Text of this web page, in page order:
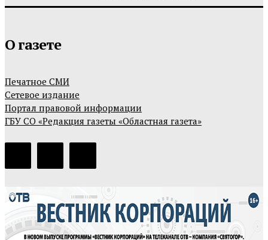
О газете
Печатное СМИ
Сетевое издание
Портал правовой информации
ГБУ СО «Редакция газеты «Областная газета»